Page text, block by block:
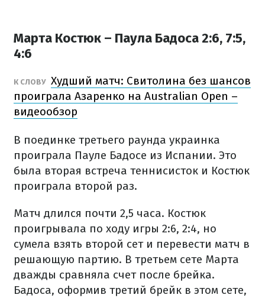
Марта Костюк – Паула Бадоса 2:6, 7:5,
4:6
К СЛОВУ Худший матч: Свитолина без шансов
проиграла Азаренко на Australian Open –
видеообзор
В поединке третьего раунда украинка
проиграла Пауле Бадосе из Испании. Это
была вторая встреча теннисисток и Костюк
проиграла второй раз.
Матч длился почти 2,5 часа. Костюк
проигрывала по ходу игры 2:6, 2:4, но
сумела взять второй сет и перевести матч в
решающую партию. В третьем сете Марта
дважды сравняла счет после брейка.
Бадоса, оформив третий брейк в этом сете,